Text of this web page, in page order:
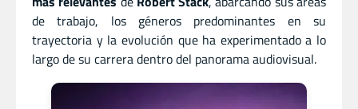
de trabajo, los géneros predominantes en su
trayectoria y la evolución que ha experimentado a lo
largo de su carrera dentro del panorama audiovisual.